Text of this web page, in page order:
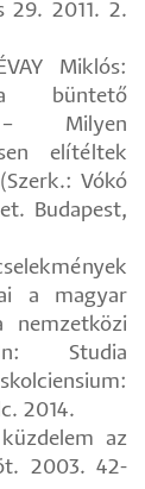
29. 2011. 2.
Miklós:
a büntető
– Milyen
elítéltek
Vókó
Budapest,
a magyar
nemzetközi
Studia
2014.
az
2003. 42-